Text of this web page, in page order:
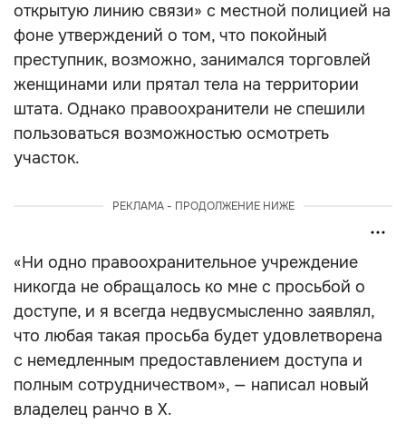
открытую линию связи» с местной полицией на
фоне утверждений о том, что покойный
преступник, возможно, занимался торговлей
женщинами или прятал тела на территории
штата. Однако правоохранители не спешили
пользоваться возможностью осмотреть
участок.
РЕКЛАМА - ПРОДОЛЖЕНИЕ НИЖЕ
«Ни одно правоохранительное учреждение
никогда не обращалось ко мне с просьбой о
доступе, и я всегда недвусмысленно заявлял,
что любая такая просьба будет удовлетворена
с немедленным предоставлением доступа и
полным сотрудничеством», — написал новый
владелец ранчо в X.